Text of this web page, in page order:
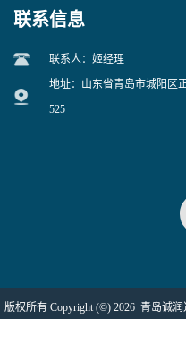
联系信息
联系人：姬经理
地址：山东省青岛市城阳区
525
版权所有 Copyright (©) 2026 青岛诚润